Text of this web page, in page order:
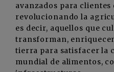
avanzados para clientes
revolucionando la
es decir, aquellos que
transforman,
tierra para satisfacer la
mundial de alimentos,